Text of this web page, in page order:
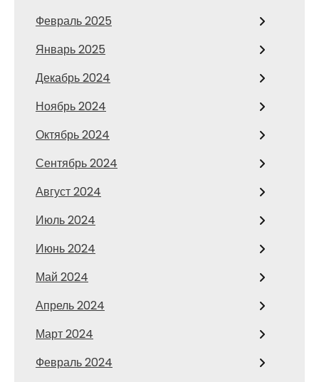
Февраль 2025
Январь 2025
Декабрь 2024
Ноябрь 2024
Октябрь 2024
Сентябрь 2024
Август 2024
Июль 2024
Июнь 2024
Май 2024
Апрель 2024
Март 2024
Февраль 2024